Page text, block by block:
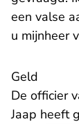
een valse
u mijnheer
Geld
De officier
Jaap heeft